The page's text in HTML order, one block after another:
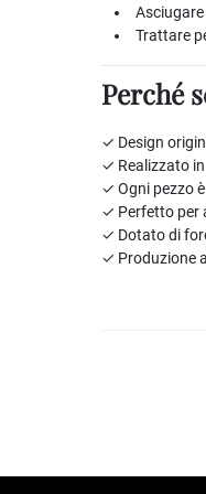
Trattare
Perché
✓ Design
✓ Realizzato
✓ Ogni pezzo
✓ Perfetto per
✓ Dotato di
✓ Produzione